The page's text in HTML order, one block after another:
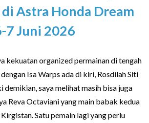
Astra Honda Dream
7 Juni 2026
kekuatan organized permainan di tengah
Isa Warps ada di kiri, Rosdilah Siti
demikian, saya melihat masih bisa juga
Reva Octaviani yang main babak kedua
Satu pemain lagi yang perlu